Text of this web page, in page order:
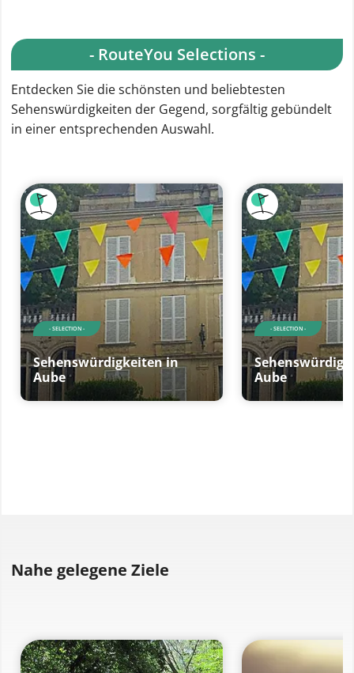
- RouteYou Selections -
Entdecken Sie die schönsten und beliebtesten
Sehenswürdigkeiten der Gegend, sorgfältig gebündelt
in einer entsprechenden Auswahl.
- SELECTION -
Sehenswürdigkeiten in
Aube
- SELECTION -
Aube
Nahe gelegene Ziele